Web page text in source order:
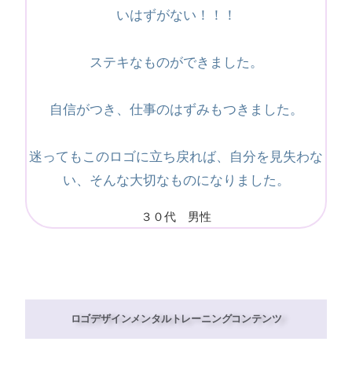
いはずがない！！！
ステキなものができました。
自信がつき、仕事のはずみもつきました。
迷ってもこのロゴに立ち戻れば、自分を見失わな
い、そんな大切なものになりました。
３０代 男性
ロゴデザインメンタルトレーニングコンテンツ